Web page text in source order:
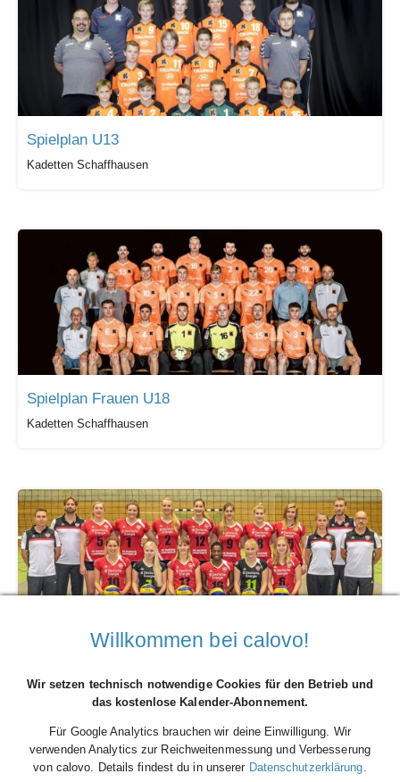
Spielplan U13
Kadetten Schaffhausen
Spielplan Frauen U18
Kadetten Schaffhausen
Köpenicker SC
Willkommen bei calovo!
Wir setzen technisch notwendige Cookies für den Betrieb und
das kostenlose Kalender-Abonnement.
Für Google Analytics brauchen wir deine Einwilligung. Wir
verwenden Analytics zur Reichweitenmessung und Verbesserung
von calovo. Details findest du in unserer Datenschutzerklärung